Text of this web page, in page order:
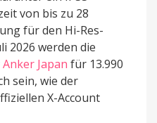
von bis zu 28
für den Hi-Res-
2026 werden die
Anker Japan für 13.990
sein, wie der
X-Account